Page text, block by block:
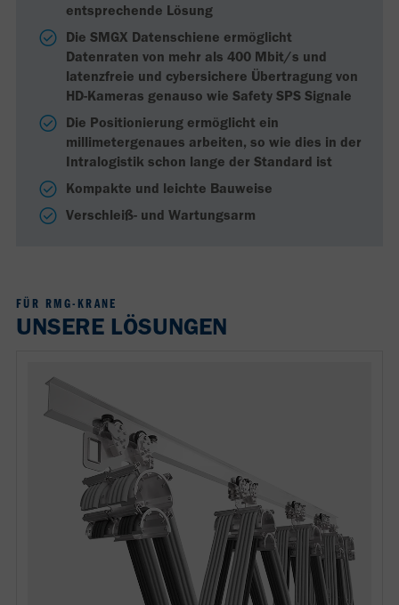
entsprechende Lösung
Die SMGX Datenschiene ermöglicht
Datenraten von mehr als 400 Mbit/s und
latenzfreie und cybersichere Übertragung von
HD-Kameras genauso wie Safety SPS Signale
Die Positionierung ermöglicht ein
millimetergenaues arbeiten, so wie dies in der
Intralogistik schon lange der Standard ist
Kompakte und leichte Bauweise
Verschleiß- und Wartungsarm
FÜR RMG-KRANE
UNSERE LÖSUNGEN